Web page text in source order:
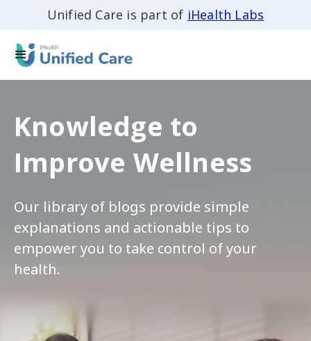
Unified Care is part of iHealth Labs
Knowledge to
Improve Wellness
Our library of blogs provide simple
explanations and actionable tips to
empower you to take control of your
health.